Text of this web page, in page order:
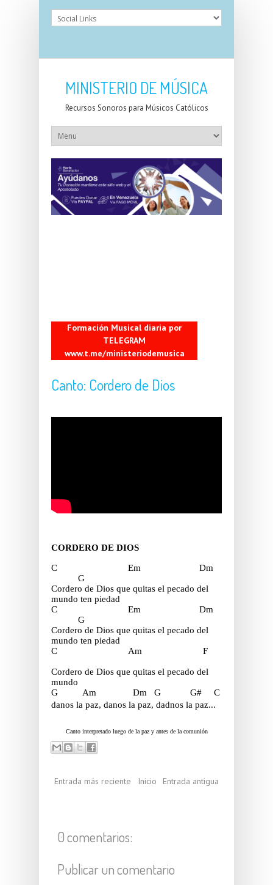
MINISTERIO DE MÚSICA
Recursos Sonoros para Músicos Católicos
Formación Musical diaria por
TELEGRAM
www.t.me/ministeriodemusica
Canto: Cordero de Dios
CORDERO DE DIOS
C Em Dm
G
Cordero de Dios que quitas el pecado del
mundo ten piedad
C Em Dm
G
Cordero de Dios que quitas el pecado del
mundo ten piedad
C Am F
Cordero de Dios que quitas el pecado del
mundo
G Am Dm G G# C
danos la paz, danos la paz, dadnos la paz...
Canto interpretado luego de la paz y antes de la comunión
Entrada más reciente Entrada antigua
Inicio
0 comentarios:
Publicar un comentario